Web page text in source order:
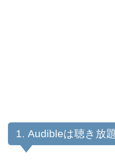
Audibleは聴き放